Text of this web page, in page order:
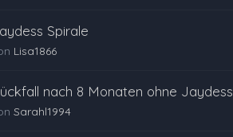
Spirale
Lisa1866
nach 8 Monaten ohne
Sarahl1994